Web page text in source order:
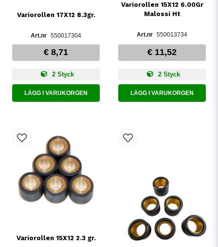
Variorollen 17X12 8.3gr.
550017304
€ 8,71
2 Styck
LÄGG I VARUKORGEN
Variorollen 15X12 6.00Gr
Malossi Ht
550013734
€ 11,52
2 Styck
LÄGG I VARUKORGEN
Variorollen 15X12 2.3 gr.